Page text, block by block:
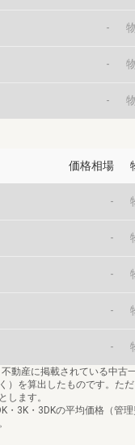
-
-
-
価格相場
-
-
-
-
-
動産に掲載されている中古
）を算出したものです。た
します。
・3K・3DKの平均価格（管